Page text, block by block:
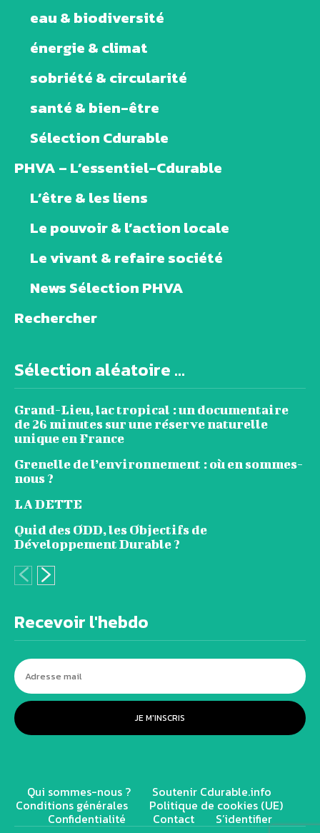
eau & biodiversité
énergie & climat
sobriété & circularité
santé & bien-être
Sélection Cdurable
PHVA – L’essentiel-Cdurable
L’être & les liens
Le pouvoir & l’action locale
Le vivant & refaire société
News Sélection PHVA
Rechercher
Sélection aléatoire ...
Grand-Lieu, lac tropical : un documentaire
de 26 minutes sur une réserve naturelle
unique en France
Grenelle de l’environnement : où en sommes-
nous ?
LA DETTE
Quid des ODD, les Objectifs de
Développement Durable ?
Recevoir l'hebdo
JE M'INSCRIS
Qui sommes-nous ? Soutenir Cdurable.info
Conditions générales Politique de cookies (UE)
Confidentialité Contact S’identifier